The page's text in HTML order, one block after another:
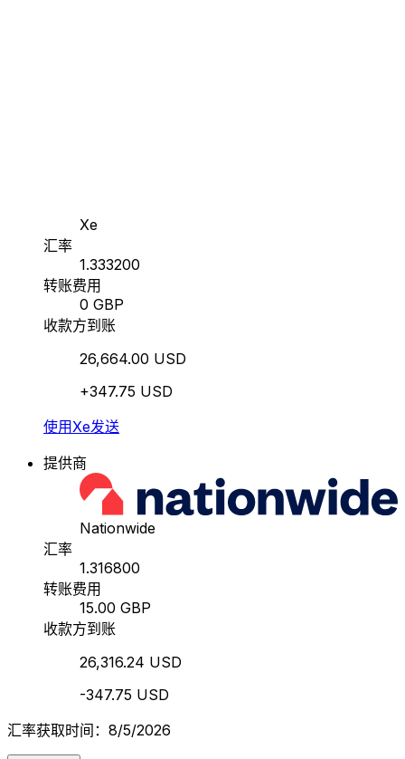
Xe
汇率
1.333200
转账费用
0 GBP
收款方到账
26,664.00 USD
+347.75 USD
使用Xe发送
提供商
Nationwide
汇率
1.316800
转账费用
15.00 GBP
收款方到账
26,316.24 USD
-347.75 USD
汇率获取时间：8/5/2026